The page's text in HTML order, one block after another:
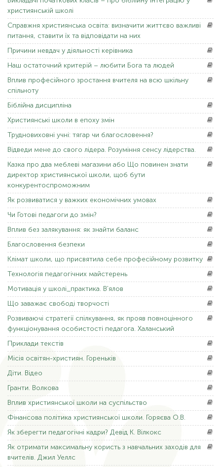
християнській школі
Справжня християнська освіта: визначити життєво важливі
питання, ставити їх та відповідати на них
Причини невдач у діяльності керівника
Наш остаточний критерій – любити Бога та людей
Вплив професійного зростання вчителя на всю шкільну
спільноту
Біблійна дисципліна
Християнські школи в епоху змін
Трудновиховні учні: тягар чи благословення?
Відведи мене до свого лідера. Розуміння сенсу лідерства.
Казка про два меблеві магазини або Що повинен знати
директор християнської школи, щоб бути
конкурентоспроможним
Як розвиватися у важких економічних умовах
Чи Готові педагоги до змін?
Вплив без залякування: як знайти баланс
Благословення безпеки
Клімат школи, що присвятила себе професійному розвитку
Технологія педагогічних майстерень
Мотивація у школі_практика. В'ялов
Що заважає свободі творчості
Розвиваючі стратегії спілкування, як прояв повноцінного
функціонування особистості педагога. Халанський
Приклади текстів
Місія освітян-християн. Гореньків
Діти. Відео
Гранти. Волкова
Вплив християнської школи на суспільство
Фінансова політика християнської школи. Горяєва О.В.
Як зберегти педагогічні кадри? Девід К. Вілкокс
Як отримати максимальну користь з навчальних заходів для
вчителів. Джил Уеллс